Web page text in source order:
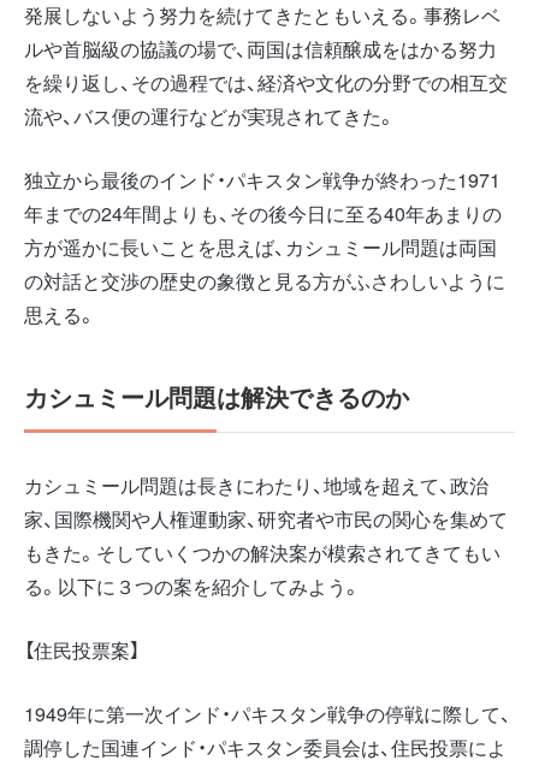
発展しないよう努力を続けてきたともいえる。事務レベ
ルや首脳級の協議の場で、両国は信頼醸成をはかる努力
を繰り返し、その過程では、経済や文化の分野での相互交
流や、バス便の運行などが実現されてきた。
独立から最後のインド・パキスタン戦争が終わった1971
年までの24年間よりも、その後今日に至る40年あまりの
方が遥かに長いことを思えば、カシュミール問題は両国
の対話と交渉の歴史の象徴と見る方がふさわしいように
思える。
カシュミール問題は解決できるのか
カシュミール問題は長きにわたり、地域を超えて、政治
家、国際機関や人権運動家、研究者や市民の関心を集めて
もきた。そしていくつかの解決案が模索されてきてもい
る。以下に３つの案を紹介してみよう。
【住民投票案】
1949年に第一次インド・パキスタン戦争の停戦に際して、
調停した国連インド・パキスタン委員会は、住民投票によ